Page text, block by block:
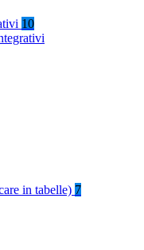
10
in tabelle) 7